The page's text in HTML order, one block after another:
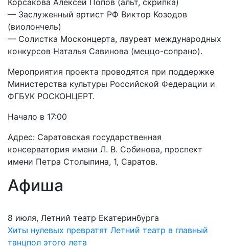
Корсакова Алексей Попов (альт, скрипка)
— Заслуженный артист РФ Виктор Козодов
(виолончель)
— Солистка Москонцерта, лауреат международных
конкурсов Наталья Савинова (меццо-сопрано).
Мероприятия проекта проводятся при поддержке
Министерства культуры Российской Федерации и
ФГБУК РОСКОНЦЕРТ.
Начало в 17:00
Адрес: Саратовская государственная
консерватория имени Л. В. Собинова, проспект
имени Петра Столыпина, 1, Саратов.
Афиша
8 июля, Летний театр Екатеринбурга
Хиты нулевых превратят Летний театр в главный
танцпол этого лета